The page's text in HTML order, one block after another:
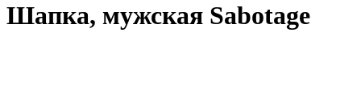
Шапка, мужская Sabotage